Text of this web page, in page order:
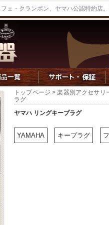
ェ・クランポン、ヤマハ公認特約店
トップページ >楽器別アクセサリ
ラグ
ヤマハ リングキープラグ
YAMAHA キープラグ